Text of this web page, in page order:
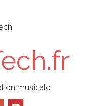
musicale